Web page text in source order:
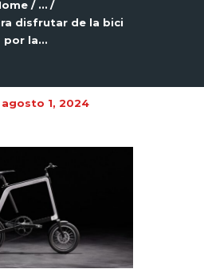
...
disfrutar de la bici
por la...
agosto 1, 2024